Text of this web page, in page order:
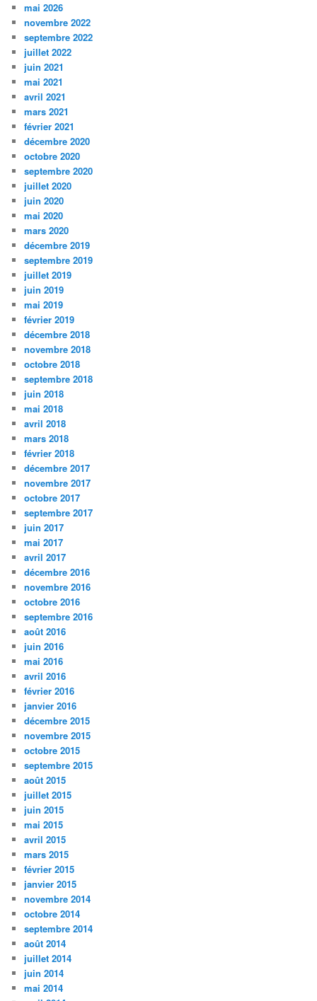
mai 2026
novembre 2022
septembre 2022
juillet 2022
juin 2021
mai 2021
avril 2021
mars 2021
février 2021
décembre 2020
octobre 2020
septembre 2020
juillet 2020
juin 2020
mai 2020
mars 2020
décembre 2019
septembre 2019
juillet 2019
juin 2019
mai 2019
février 2019
décembre 2018
novembre 2018
octobre 2018
septembre 2018
juin 2018
mai 2018
avril 2018
mars 2018
février 2018
décembre 2017
novembre 2017
octobre 2017
septembre 2017
juin 2017
mai 2017
avril 2017
décembre 2016
novembre 2016
octobre 2016
septembre 2016
août 2016
juin 2016
mai 2016
avril 2016
février 2016
janvier 2016
décembre 2015
novembre 2015
octobre 2015
septembre 2015
août 2015
juillet 2015
juin 2015
mai 2015
avril 2015
mars 2015
février 2015
janvier 2015
novembre 2014
octobre 2014
septembre 2014
août 2014
juillet 2014
juin 2014
mai 2014